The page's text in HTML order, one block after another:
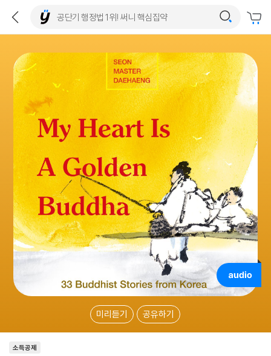
미리듣기 공유하기
소득공제